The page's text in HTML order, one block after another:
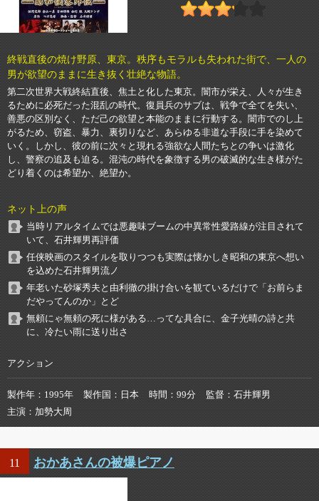
終戦直後の焼け野原、東京。秩序もモラルも失われた街で、一人の
男が欲望のままに生き抜く壮絶な物語。
第二次世界大戦終結直後、焦土と化した東京。闇市が栄え、人々が生き
るために必死だった混乱の時代。復員兵のサブは、戦争で全てを失い、
善悪の区別なく、ただ己の欲望と本能のままに行動する。闇市でのし上
がるため、窃盗、暴力、裏切りなど、あらゆる非道な手段に手を染めて
いく。しかし、彼の前に次々と現れる強欲な人間たちとの争いは激化
し、警察の追及も迫る。混沌の時代を象徴する男の破滅的な生き様がた
どり着くのは希望か、絶望か。
ネット上の声
当時リアルタイムでは悪趣味ブームの中異常性愛路線が注目されて
いて、石井輝男再評価
任侠映画のスタイルを取りつつも実際は懐かしき昭和の東京へ想い
を込めた石井輝男流ノ
年老いた砂塚秀夫と由利徹の掛け合いを観ているだけで「お前らま
だやってんのか」とど
無頼にゃ無頼の死に様がある…ってな具合に、金子光晴の詩と共
に、冷たい雨に送り出さ
アクション
製作年 1995年 製作国 日本 時間 99分 監督
石井輝男
主演
加勢大周
11 おかあさんの被爆ピアノ